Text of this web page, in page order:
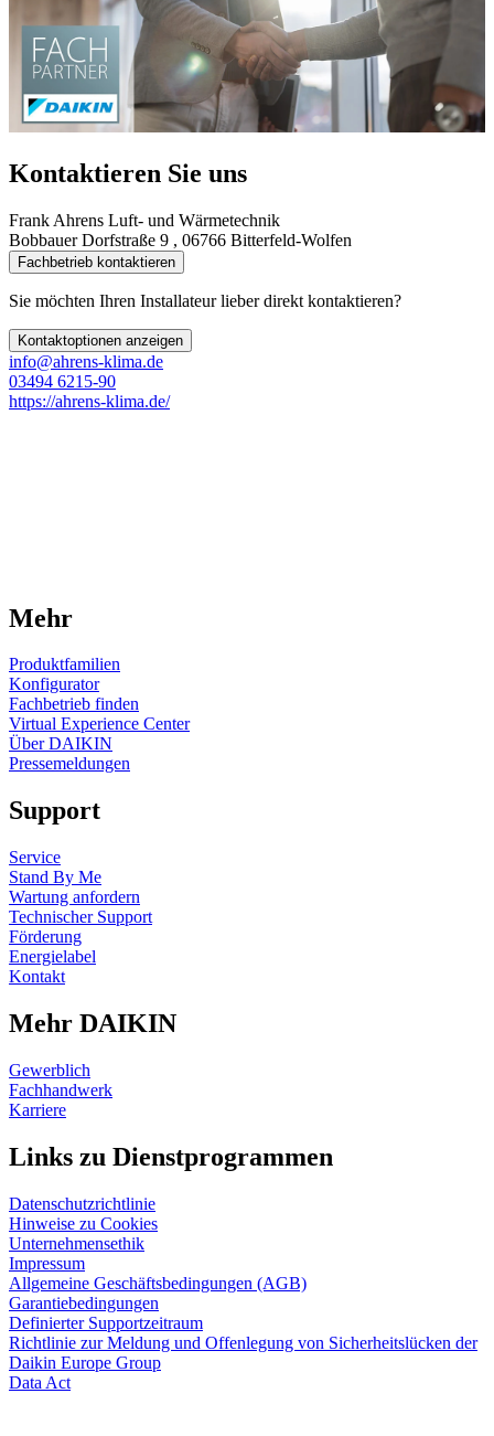
Kontaktieren Sie uns
Frank Ahrens Luft- und Wärmetechnik
Bobbauer Dorfstraße 9 , 06766 Bitterfeld-Wolfen
Fachbetrieb kontaktieren
Sie möchten Ihren Installateur lieber direkt kontaktieren?
Kontaktoptionen anzeigen
info@ahrens-klima.de
03494 6215-90
https://ahrens-klima.de/
Mehr
Produktfamilien
Konfigurator
Fachbetrieb finden
Virtual Experience Center
Über DAIKIN
Pressemeldungen
Support
Service
Stand By Me
Wartung anfordern
Technischer Support
Förderung
Energielabel
Kontakt
Mehr DAIKIN
Gewerblich
Fachhandwerk
Karriere
Links zu Dienstprogrammen
Datenschutzrichtlinie
Hinweise zu Cookies
Unternehmensethik
Impressum
Allgemeine Geschäftsbedingungen (AGB)
Garantiebedingungen
Definierter Supportzeitraum
Richtlinie zur Meldung und Offenlegung von Sicherheitslücken der
Daikin Europe Group
Data Act